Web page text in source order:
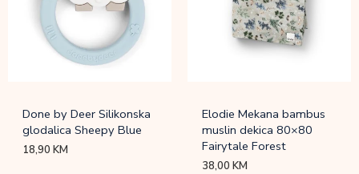
Done by Deer Silikonska
glodalica Sheepy Blue
18,90KM
Elodie Mekana bambus
muslin dekica 80×80
Fairytale Forest
38,00KM